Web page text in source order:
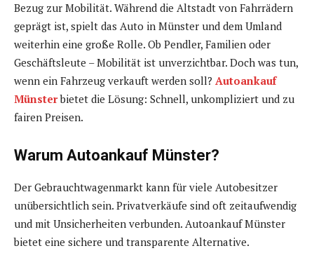
Bezug zur Mobilität. Während die Altstadt von Fahrrädern
geprägt ist, spielt das Auto in Münster und dem Umland
weiterhin eine große Rolle. Ob Pendler, Familien oder
Geschäftsleute – Mobilität ist unverzichtbar. Doch was tun,
wenn ein Fahrzeug verkauft werden soll? Autoankauf
Münsterbietet die Lösung: Schnell, unkompliziert und zu
fairen Preisen.
Warum Autoankauf Münster?
Der Gebrauchtwagenmarkt kann für viele Autobesitzer
unübersichtlich sein. Privatverkäufe sind oft zeitaufwendig
und mit Unsicherheiten verbunden. Autoankauf Münster
bietet eine sichere und transparente Alternative.